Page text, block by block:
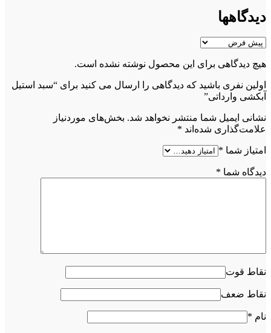
دیدگاهها
هیچ دیدگاهی برای این محصول نوشته نشده است.
اولین نفری باشید که دیدگاهی را ارسال می کنید برای “سبد استیل
آبکشی وارداتی”
نشانی ایمیل شما منتشر نخواهد شد. بخش‌های موردنیاز
علامت‌گذاری شده‌اند *
امتیاز شما *
دیدگاه شما *
نقاط قوت
نقاط ضعف
نام *